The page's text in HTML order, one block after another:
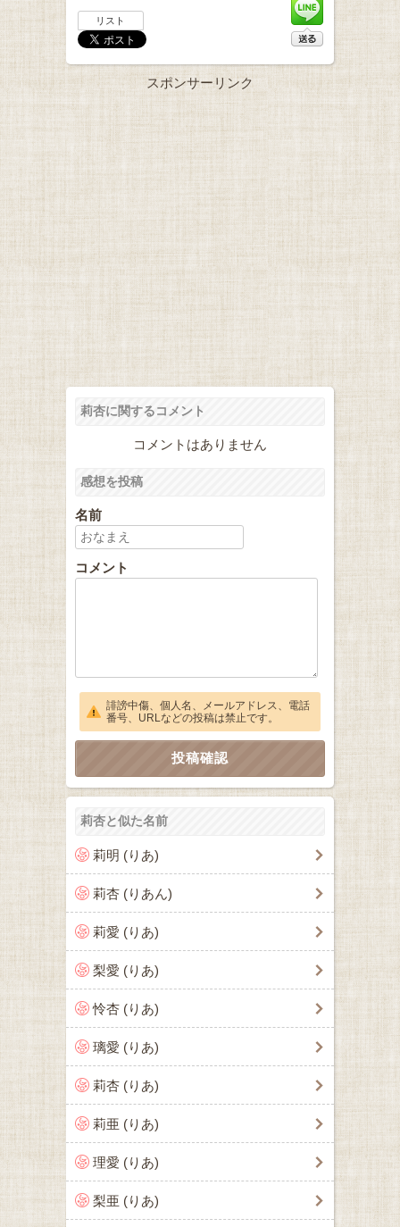
リスト
スポンサーリンク
莉杏に関するコメント
コメントはありません
感想を投稿
名前
コメント
誹謗中傷、個人名、メールアドレス、電話
番号、URLなどの投稿は禁止です。
莉杏と似た名前
莉明 (りあ)
莉杏 (りあん)
莉愛 (りあ)
梨愛 (りあ)
怜杏 (りあ)
璃愛 (りあ)
莉杏 (りあ)
莉亜 (りあ)
理愛 (りあ)
梨亜 (りあ)